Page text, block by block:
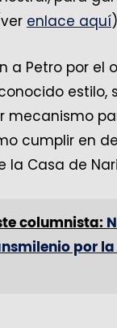
enlace aquí
a Petro por el
estilo,
mecanismo
cumplir en
la Casa de
columnista:
por